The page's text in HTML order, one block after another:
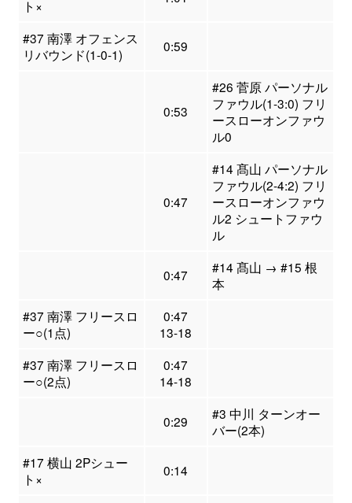
ト×
#37 南澤 オフェンス
リバウンド(1-0-1)
0:59
0:53
#26 菅原 パーソナル
ファウル(1-3:0) フリ
ースローオンファウ
ル0
0:47
#14 髙山 パーソナル
ファウル(2-4:2) フリ
ースローオンファウ
ル2 シュートファウ
ル
0:47
#14 髙山 → #15 根
本
#37 南澤 フリースロ
ー○(1点)
0:47
13-18
#37 南澤 フリースロ
ー○(2点)
0:47
14-18
0:29
#3 中川 ターンオー
バー(2本)
#17 横山 2Pシュー
ト×
0:14